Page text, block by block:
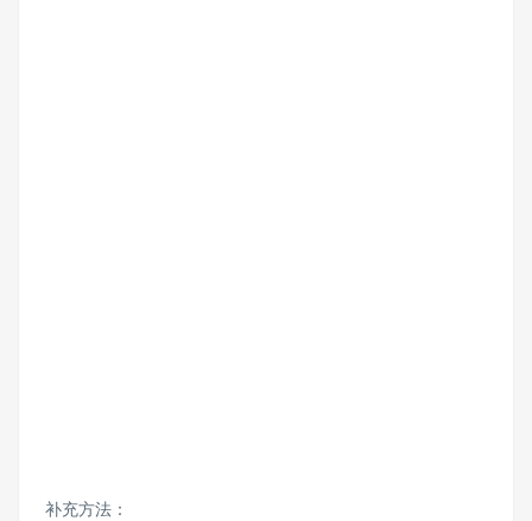
补充方法：